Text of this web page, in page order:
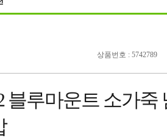
상품번호 : 5742789
블루마운트 소가죽